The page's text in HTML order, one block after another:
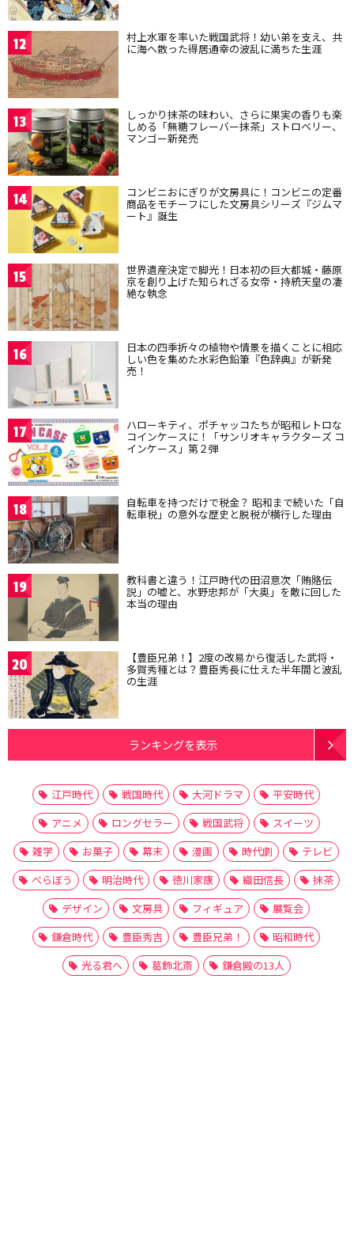
12 村上水軍を率いた戦国武将！幼い弟を支え、共
に海へ散った得居通幸の波乱に満ちた生涯
13 しっかり抹茶の味わい、さらに果実の香りも楽
しめる「無糖フレーバー抹茶」ストロベリー、
マンゴー新発売
14 コンビニおにぎりが文房具に！コンビニの定番
商品をモチーフにした文房具シリーズ『ジムマ
ート』誕生
15 世界遺産決定で脚光！日本初の巨大都城・藤原
京を創り上げた知られざる女帝・持統天皇の凄
絶な執念
16 日本の四季折々の植物や情景を描くことに相応
しい色を集めた水彩色鉛筆『色辞典』が新発
売！
17 ハローキティ、ポチャッコたちが昭和レトロな
コインケースに！「サンリオキャラクターズ コ
インケース」第２弾
18 自転車を持つだけで税金？ 昭和まで続いた「自
転車税」の意外な歴史と脱税が横行した理由
19 教科書と違う！江戸時代の田沼意次「賄賂伝
説」の嘘と、水野忠邦が「大奥」を敵に回した
本当の理由
20 【豊臣兄弟！】2度の改易から復活した武将・
多賀秀種とは？豊臣秀長に仕えた半年間と波乱
の生涯
ランキングを表示
江戸時代 戦国時代 大河ドラマ
平安時代
アニメ
ロングセラー 戦国武将
スイーツ
雑学
お菓子 幕末 漫画 時代劇
テレビ
べらぼう
明治時代 徳川家康 織田信長
抹茶
デザイン
文房具 フィギュア
展覧会
鎌倉時代
豊臣秀吉 豊臣兄弟！
昭和時代
光る君へ
葛飾北斎 鎌倉殿の13人